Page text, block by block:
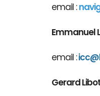
email :
Emmanuel
email :
Gerard